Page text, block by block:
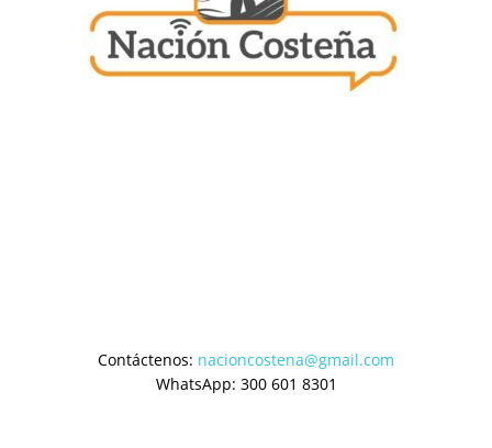
Contáctenos: nacioncostena@gmail.com
WhatsApp: 300 601 8301